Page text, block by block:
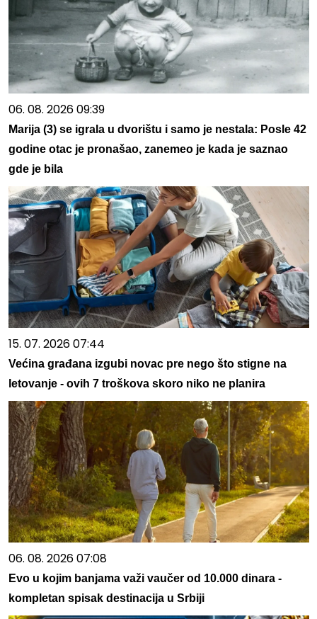
06. 08. 2026 09:39
Marija (3) se igrala u dvorištu i samo je nestala: Posle 42
godine otac je pronašao, zanemeo je kada je saznao
gde je bila
15. 07. 2026 07:44
Većina građana izgubi novac pre nego što stigne na
letovanje - ovih 7 troškova skoro niko ne planira
06. 08. 2026 07:08
Evo u kojim banjama važi vaučer od 10.000 dinara -
kompletan spisak destinacija u Srbiji